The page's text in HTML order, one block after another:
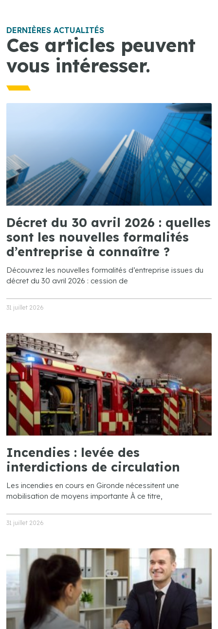
DERNIÈRES ACTUALITÉS
Ces articles peuvent
vous intéresser.
Décret du 30 avril 2026 : quelles
sont les nouvelles formalités
d’entreprise à connaître ?
Découvrez les nouvelles formalités d’entreprise issues du
décret du 30 avril 2026 : cession de
31 juillet 2026
Incendies : levée des
interdictions de circulation
Les incendies en cours en Gironde nécessitent une
mobilisation de moyens importante À ce titre,
31 juillet 2026